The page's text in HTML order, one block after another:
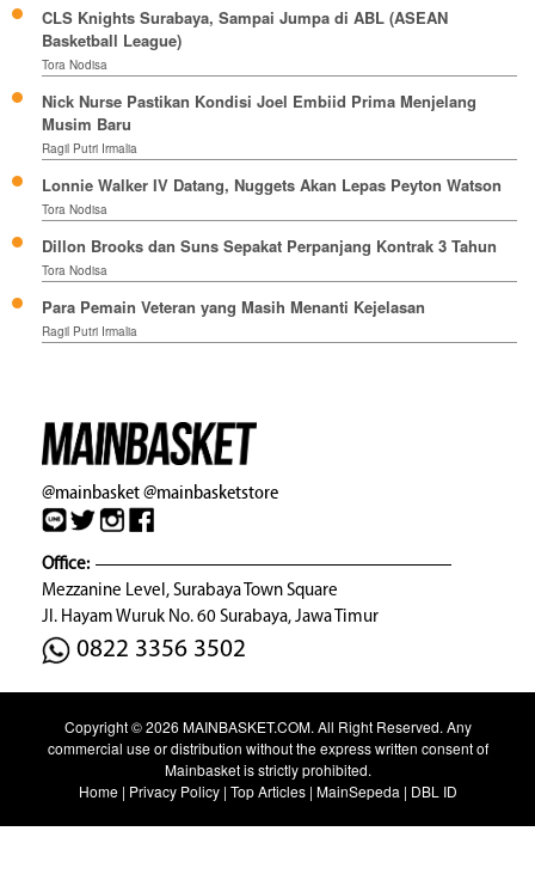
CLS Knights Surabaya, Sampai Jumpa di ABL (ASEAN
Basketball League)
Tora Nodisa
Nick Nurse Pastikan Kondisi Joel Embiid Prima Menjelang
Musim Baru
Ragil Putri Irmalia
Lonnie Walker IV Datang, Nuggets Akan Lepas Peyton Watson
Tora Nodisa
Dillon Brooks dan Suns Sepakat Perpanjang Kontrak 3 Tahun
Tora Nodisa
Para Pemain Veteran yang Masih Menanti Kejelasan
Ragil Putri Irmalia
@mainbasket@mainbasketstore
Office:
Mezzanine Level, Surabaya Town Square
Jl. Hayam Wuruk No. 60 Surabaya, Jawa Timur
0822 3356 3502
Copyright © 2026 MAINBASKET.COM. All Right Reserved. Any
commercial use or distribution without the express written consent of
Mainbasket is strictly prohibited.
Home| Privacy Policy| Top Articles| MainSepeda | DBL ID